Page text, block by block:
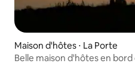
Maison d'hôtes ⋅ La Porte
Belle maison d'hôtes en